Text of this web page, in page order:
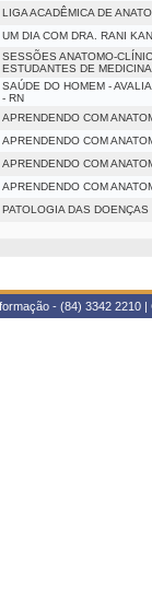
LIGA ACADÊMICA DE
UM DIA COM DRA. RANI
SESSÕES ANATOMO-
ESTUDANTES DE
SAÚDE DO HOMEM -
- RN
APRENDENDO COM
APRENDENDO COM
APRENDENDO COM
APRENDENDO COM
PATOLOGIA DAS
- (84) 3342